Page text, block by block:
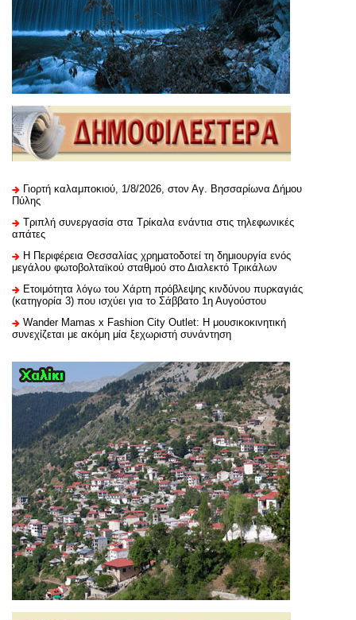
Γιορτή καλαμποκιού, 1/8/2026, στον Αγ. Βησσαρίωνα Δήμου
Πύλης
Τριπλή συνεργασία στα Τρίκαλα ενάντια στις τηλεφωνικές
απάτες
H Περιφέρεια Θεσσαλίας χρηματοδοτεί τη δημιουργία ενός
μεγάλου φωτοβολταϊκού σταθμού στο Διαλεκτό Τρικάλων
Ετοιμότητα λόγω του Χάρτη πρόβλεψης κινδύνου πυρκαγιάς
(κατηγορία 3) που ισχύει για το Σάββατο 1η Αυγούστου
Wander Mamas x Fashion City Outlet: Η μουσικοκινητική
συνεχίζεται με ακόμη μία ξεχωριστή συνάντηση